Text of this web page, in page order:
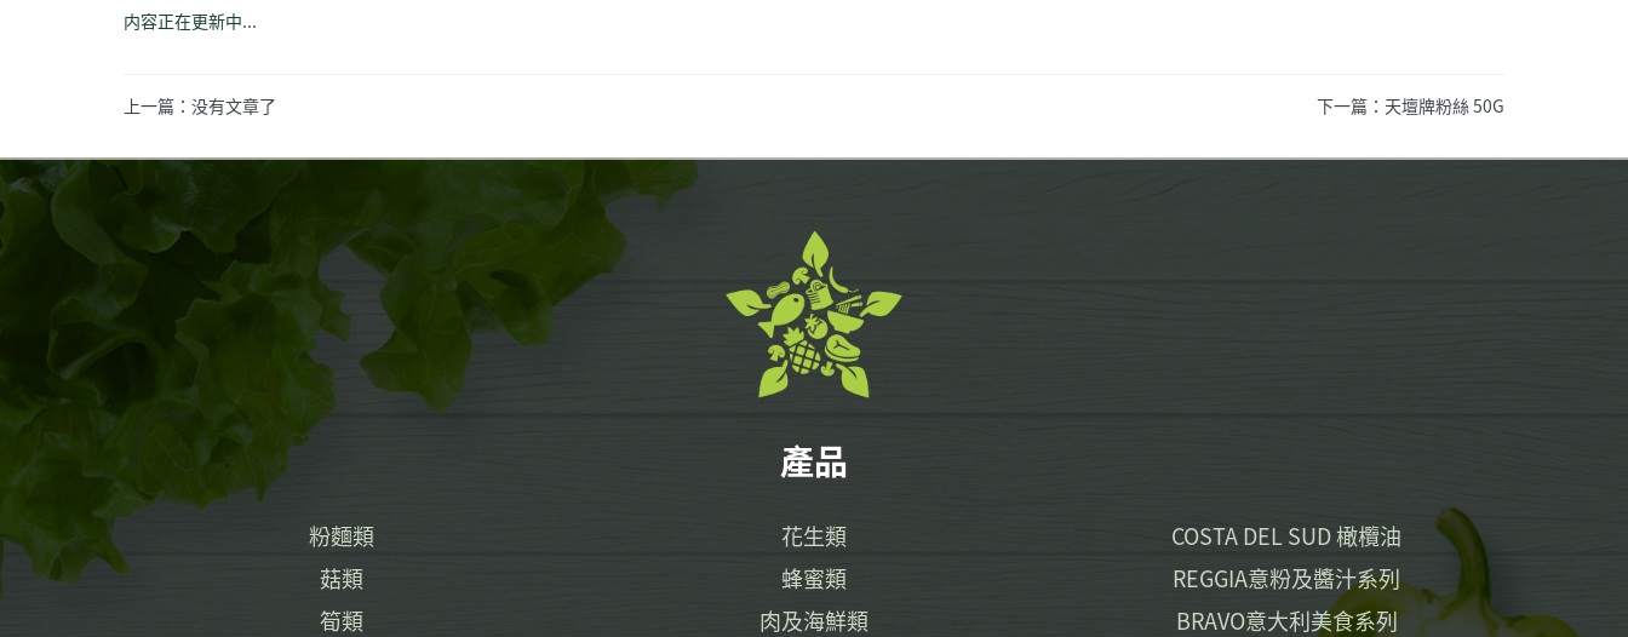
内容正在更新中...
上一篇：没有文章了 下一篇：天壇牌粉絲 50G
產品
粉麵類
菇類
筍類
花生類
蜂蜜類
肉及海鮮類
COSTA DEL SUD 橄欖油
REGGIA意粉及醬汁系列
BRAVO意大利美食系列